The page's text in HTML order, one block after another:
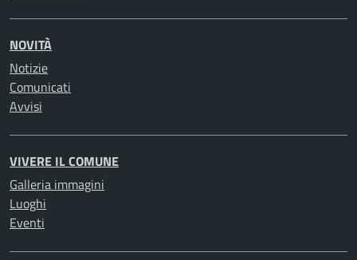
NOVITÀ
Notizie
Comunicati
Avvisi
VIVERE IL COMUNE
Galleria immagini
Luoghi
Eventi